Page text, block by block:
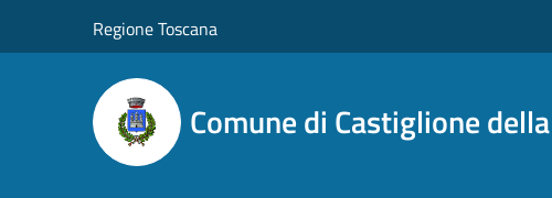
Regione Toscana
Comune di Castiglione